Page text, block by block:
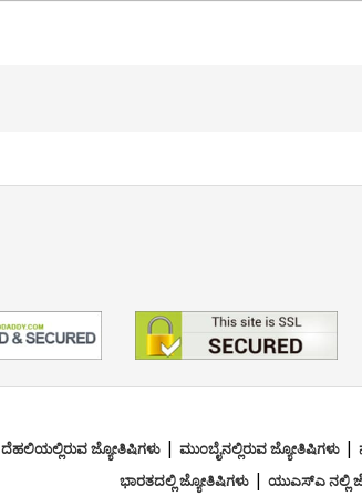
ದೆಹಲಿಯಲ್ಲಿರುವ ಜ್ಯೋತಿಷಿಗಳು | ಮುಂಬೈನಲ್ಲಿರುವ ಜ್ಯೋತಿಷಿಗಳು |
ಭಾರತದಲ್ಲಿ ಜ್ಯೋತಿಷಿಗಳು | ಯುಎಸ್ಎ ನಲ್ಲಿ